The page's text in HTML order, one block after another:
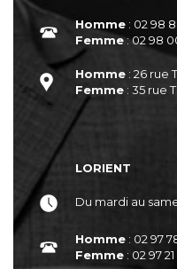
Homme : 02 98
Femme: 02 98
Homme : 26 rue
Femme : 35 rue
LORIENT
Du mardi au
Homme : 02 97
Femme : 02 97